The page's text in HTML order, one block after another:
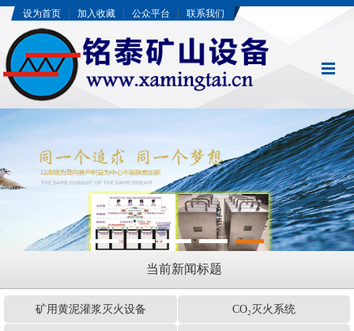
设为首页 加入收藏 公众平台 联系我们
当前新闻标题
矿用黄泥灌浆灭火设备 CO₂灭火系统